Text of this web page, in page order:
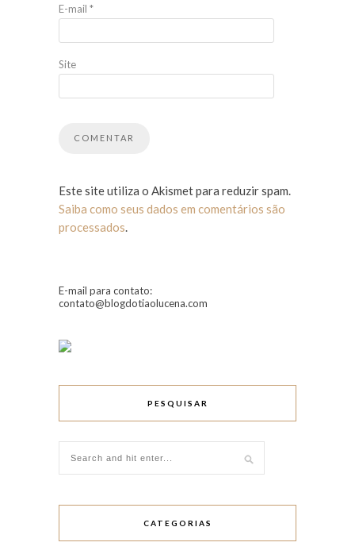
E-mail *
Site
Este site utiliza o Akismet para reduzir spam.
Saiba como seus dados em comentários são
processados.
E-mail para contato:
contato@blogdotiaolucena.com
PESQUISAR
CATEGORIAS